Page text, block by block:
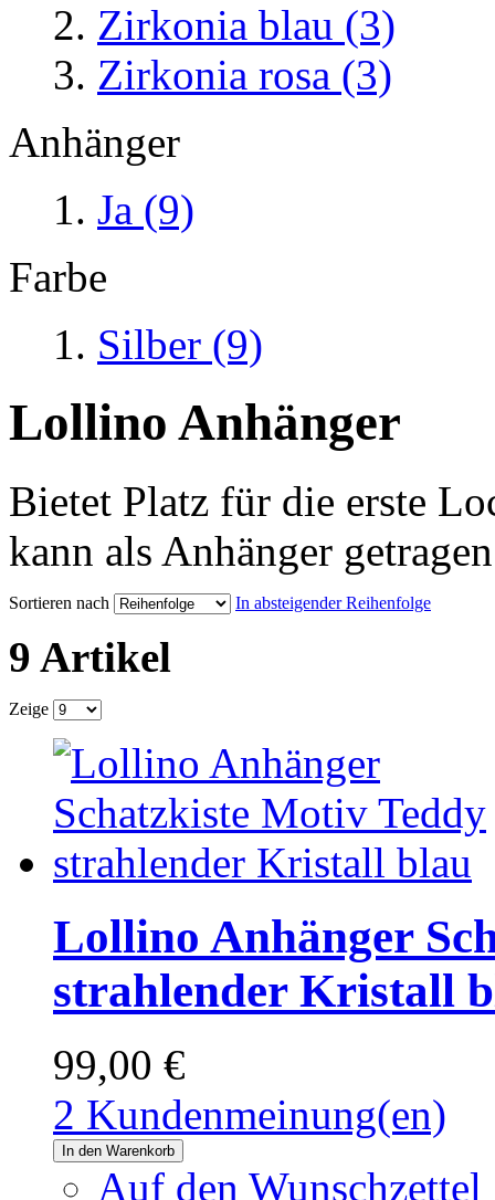
Zirkonia blau (3)
Zirkonia rosa (3)
Anhänger
Ja (9)
Farbe
Silber (9)
Lollino Anhänger
Bietet Platz für die erste
kann als Anhänger
Sortieren nach In absteigender Reihenfolge
9 Artikel
Zeige
Lollino Anhänger
strahlender Kristall
99,00 €
2 Kundenmeinung(en)
In den Warenkorb
Auf den Wunschzettel